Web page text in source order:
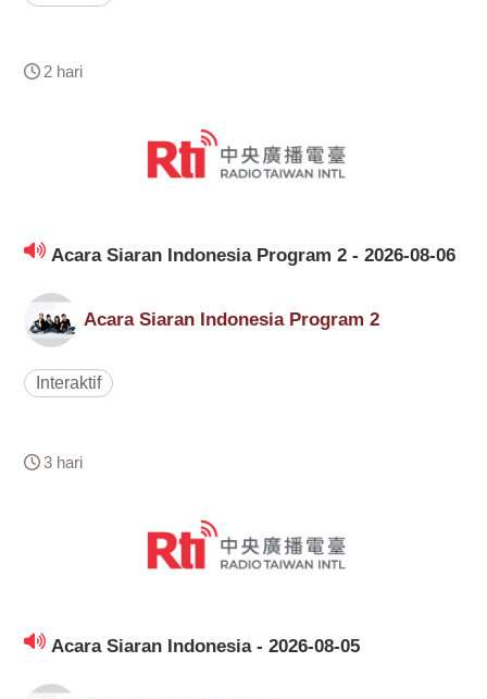
2 hari
Acara Siaran Indonesia Program 2 - 2026-08-06
Acara Siaran Indonesia Program 2
Interaktif
3 hari
Acara Siaran Indonesia - 2026-08-05